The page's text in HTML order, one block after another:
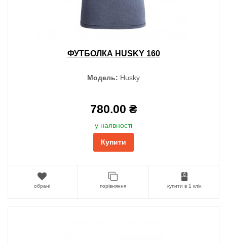
ФУТБОЛКА HUSKY 160
Модель: Husky
780.00 ₴
у наявності
Купити
обрані порівняння купити в 1 клік